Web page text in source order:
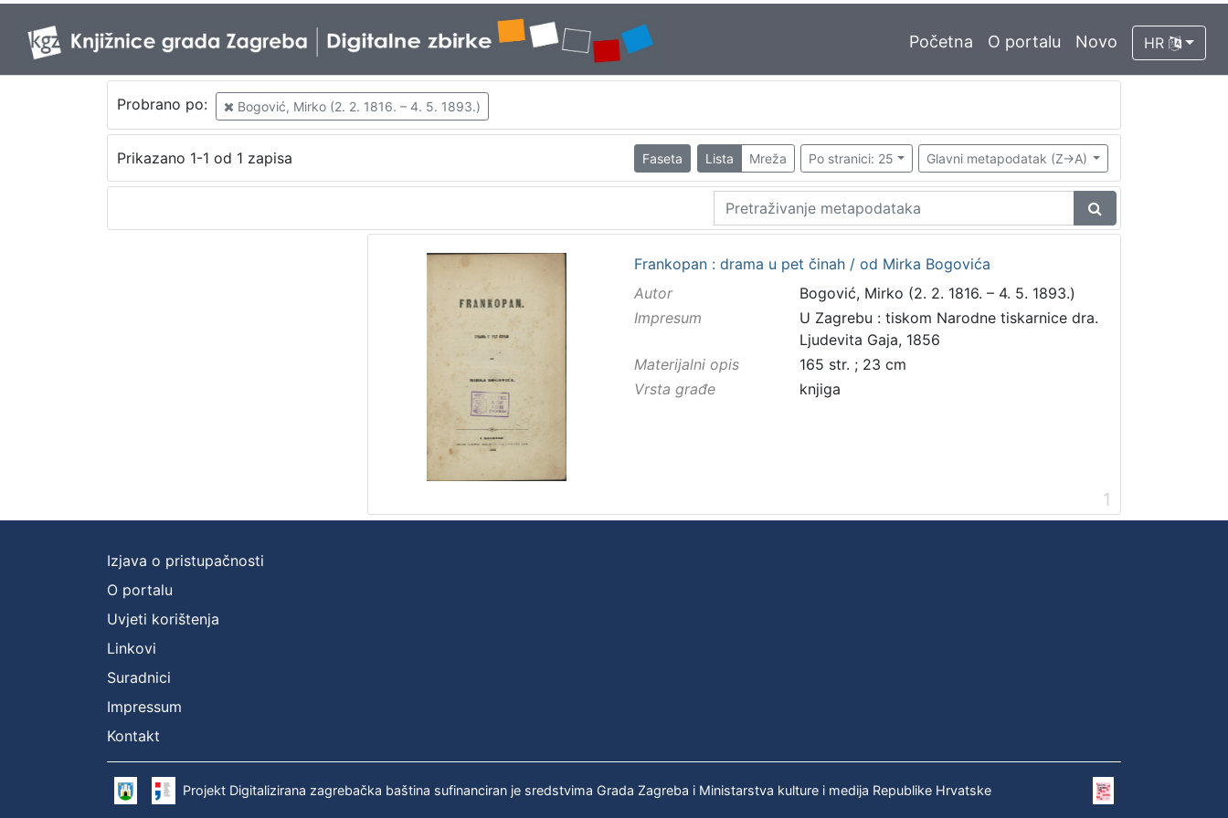
Početna O portalu Novo HR
Probrano po: Bogović, Mirko (2. 2. 1816. – 4. 5. 1893.)
Prikazano 1-1 od 1 zapisa Faseta Lista Mreža Po stranici: 25 Glavni metapodatak (Z->A)
Frankopan : drama u pet činah / od Mirka Bogovića
Autor
Bogović, Mirko (2. 2. 1816. – 4. 5. 1893.)
Impresum
U Zagrebu : tiskom Narodne tiskarnice dra.
Ljudevita Gaja, 1856
Materijalni opis
165 str. ; 23 cm
Vrsta građe
knjiga
1
Izjava o pristupačnosti
O portalu
Uvjeti korištenja
Linkovi
Suradnici
Impressum
Kontakt
Projekt Digitalizirana zagrebačka baština sufinanciran je sredstvima Grada Zagreba i Ministarstva kulture i medija Republike Hrvatske